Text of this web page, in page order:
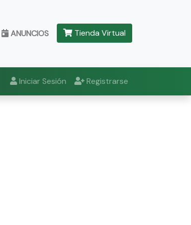
ANUNCIOS Tienda Virtual
Iniciar Sesión Registrarse